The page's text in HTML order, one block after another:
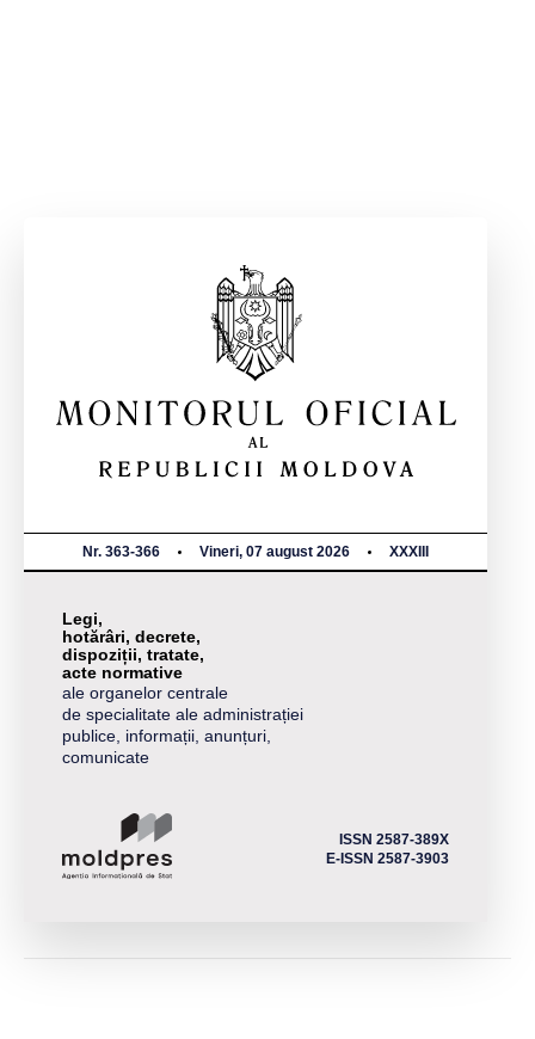
Nr. 363-366 Vineri, 07 august 2026 XXXIII
Legi,
hotărâri, decrete,
dispoziții, tratate,
acte normative
ale organelor centrale
de specialitate ale administrației
publice, informații, anunțuri,
comunicate
ISSN 2587-389X
E-ISSN 2587-3903